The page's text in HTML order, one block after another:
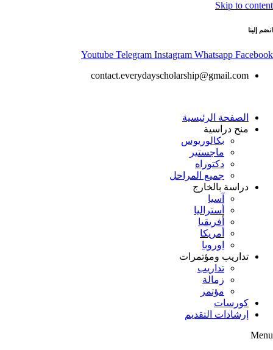
Skip to content
انضم إلينا
Youtube Telegram Instagram Whatsapp Facebook
contact.everydayscholarship@gmail.com
الصفحة الرئيسية
منح دراسية
بكالوريوس
ماجستير
دكتوراه
جميع المراحل
دراسة بالخارج
آسيا
أستراليا
أفريقيا
أمريكا
اوروبا
تداريب ومؤتمرات
تداريب
زمالة
مؤتمر
كورسات
إرشادات التقديم
Menu